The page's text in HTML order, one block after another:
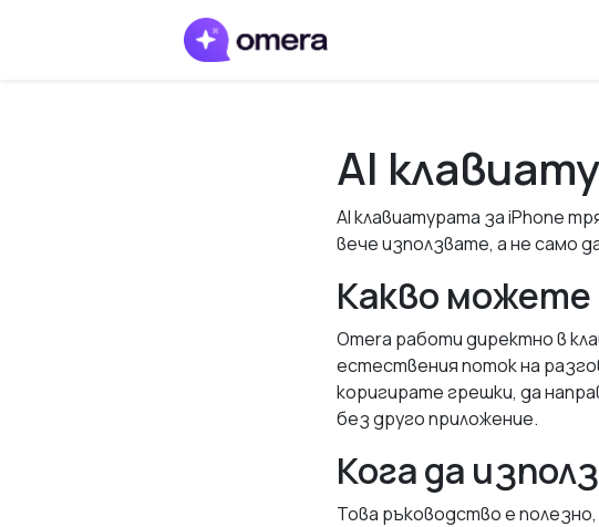
AI
AI клавиатурата за iPhone
вече използвате, а не само
Какво
Omera работи директно в
естествения поток на
коригирате грешки, да
без друго приложение.
Кога да
Това ръководство е